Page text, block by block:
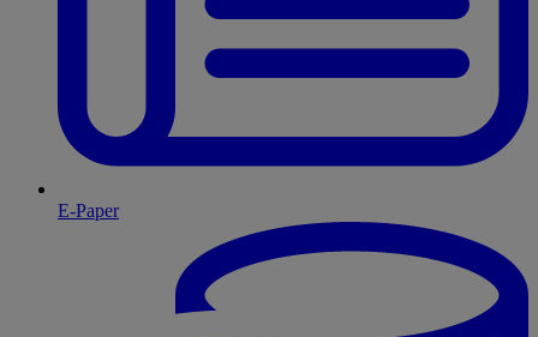
E-Paper